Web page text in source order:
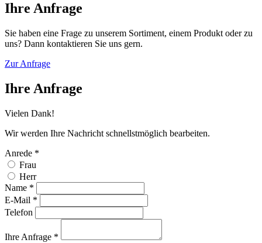
Ihre Anfrage
Sie haben eine Frage zu unserem Sortiment, einem Produkt oder zu
uns? Dann kontaktieren Sie uns gern.
Zur Anfrage
Ihre Anfrage
Vielen Dank!
Wir werden Ihre Nachricht schnellstmöglich bearbeiten.
Anrede *
Frau
Herr
Name *
E-Mail *
Telefon
Ihre Anfrage *